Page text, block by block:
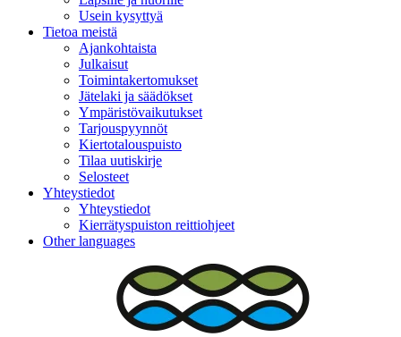
Usein kysyttyä
Tietoa meistä
Ajankohtaista
Julkaisut
Toimintakertomukset
Jätelaki ja säädökset
Ympäristövaikutukset
Tarjouspyynnöt
Kiertotalouspuisto
Tilaa uutiskirje
Selosteet
Yhteystiedot
Yhteystiedot
Kierrätyspuiston reittiohjeet
Other languages